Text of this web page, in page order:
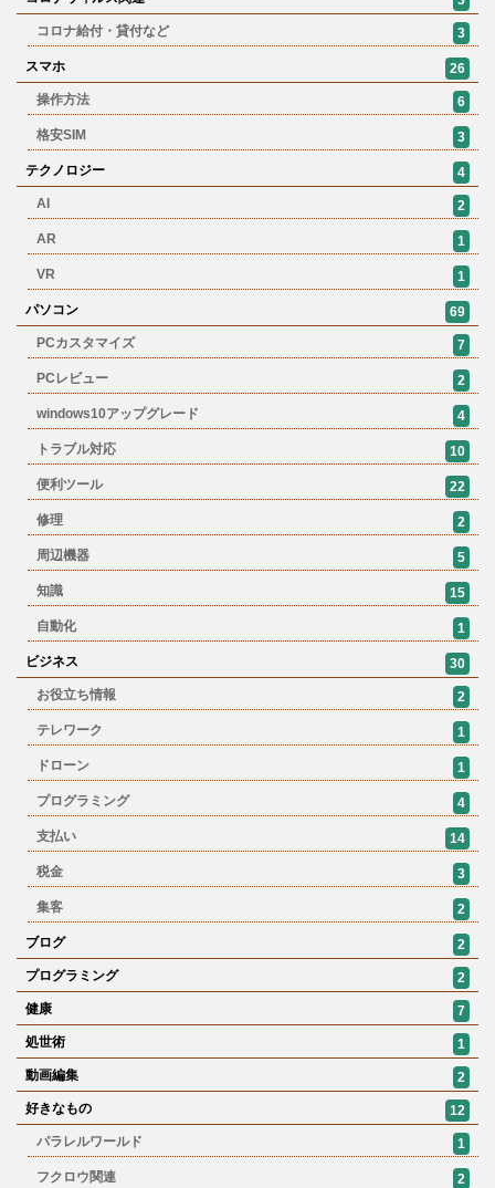
コロナ給付・貸付など
3
スマホ
26
操作方法
6
格安SIM 3
テクノロジー
4
AI
2
AR 1
VR 1
パソコン
69
PCカスタマイズ
7
PCレビュー 2
windows10アップグレード 4
トラブル対応 10
便利ツール 22
修理 2
周辺機器 5
知識 15
自動化 1
ビジネス
30
お役立ち情報
2
テレワーク 1
ドローン 1
プログラミング 4
支払い 14
税金 3
集客 2
ブログ
2
プログラミング
2
健康
7
処世術
1
動画編集
2
好きなもの
12
パラレルワールド
1
フクロウ関連 2